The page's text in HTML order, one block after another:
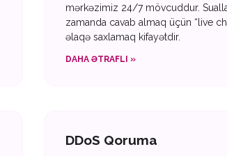
mərkəzimiz 24/7 mövcuddur.
zamanda cavab almaq üçün “live
əlaqə saxlamaq kifayətdir.
DAHA ƏTRAFLI »
DDoS Qoruma